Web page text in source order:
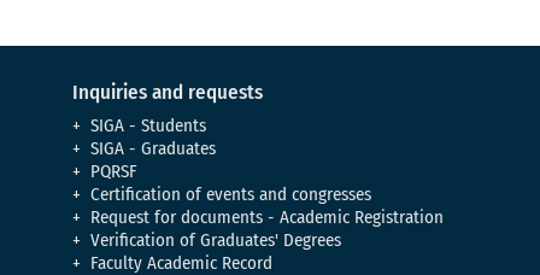
Inquiries and requests
SIGA - Students
SIGA - Graduates
PQRSF
Certification of events and congresses
Request for documents - Academic Registration
Verification of Graduates' Degrees
Faculty Academic Record